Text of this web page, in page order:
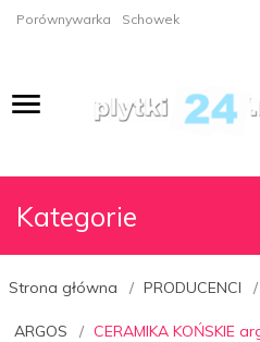
Porównywarka Schowek
Kategorie
Strona główna PRODUCENCI
ARGOS CERAMIKA KOŃSKIE